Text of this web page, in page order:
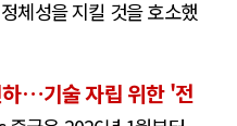
체성을 지킬 것을 호소했
…기술 자립 위한 '전